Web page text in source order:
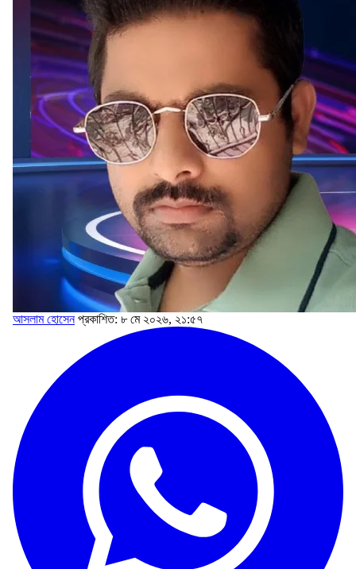
আসলাম হোসেন প্রকাশিত: ৮ মে ২০২৬, ২১:৫৭